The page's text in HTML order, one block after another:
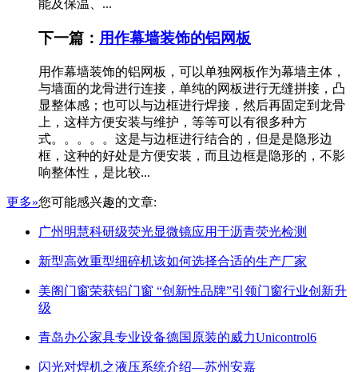
能及保温、...
下一篇： 用作幕墙装饰的铝网板
用作幕墙装饰的铝网板，可以单独网板作为幕墙主体，
与墙面的龙骨进行连接，单纯的网板进行无缝拼接，凸
显整体感；也可以与边框进行焊接，然后再固定到龙骨
上，这样方便安装与维护，等等可以有很多种方
式。。。。。这是与边框进行结合的，但是是隐形边
框，这种的好处是方便安装，而且边框是隐形的，不影
响整体性，是比较...
更多»您可能感兴趣的文章:
广州明慧科研级荧光显微镜应用于沥青荧光检测
新型高效重型细碎机该如何选择合适的生产厂家
美阁门窗荣获铝门窗 “创新性品牌”引领门窗行业创新升
级
青岛办公家具专业设备德国原装的威力Unicontrol6
闪光对焊机之液压系统介绍—苏州安嘉